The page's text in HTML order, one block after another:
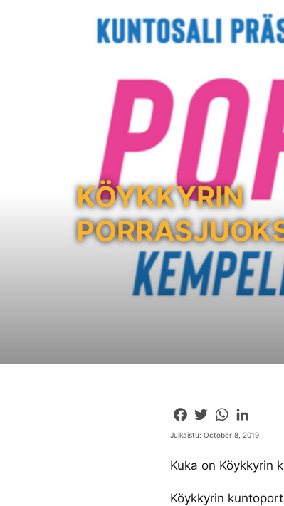
KÖYKKYRIN
Facebook
Twitter
Julkaistu: October 8, 2019
Kuka on Köykkyrin
Köykkyrin